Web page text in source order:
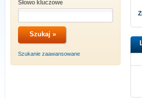
Słowo kluczowe
Szukanie zaawansowane